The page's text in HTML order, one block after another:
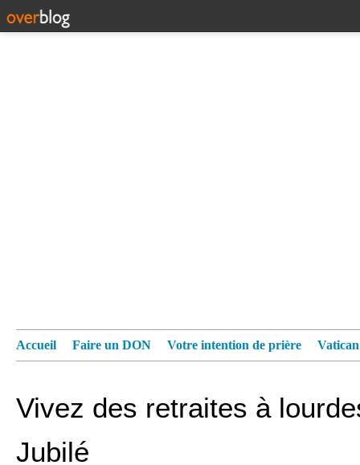
Accueil Faire un DON Votre intention de prière
Vivez des retraites à
Jubilé